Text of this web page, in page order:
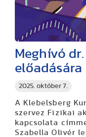
2025. október 7.
Meghívó
előadására
A Klebelsberg
szervez Fizikai
kapcsolata
Szabella Olivér